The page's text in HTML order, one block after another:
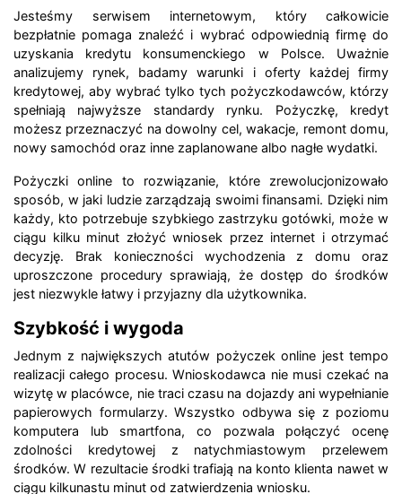
Jesteśmy serwisem internetowym, który całkowicie
bezpłatnie pomaga znaleźć i wybrać odpowiednią firmę do
uzyskania kredytu konsumenckiego w Polsce. Uważnie
analizujemy rynek, badamy warunki i oferty każdej firmy
kredytowej, aby wybrać tylko tych pożyczkodawców, którzy
spełniają najwyższe standardy rynku. Pożyczkę, kredyt
możesz przeznaczyć na dowolny cel, wakacje, remont domu,
nowy samochód oraz inne zaplanowane albo nagłe wydatki.
Pożyczki online to rozwiązanie, które zrewolucjonizowało
sposób, w jaki ludzie zarządzają swoimi finansami. Dzięki nim
każdy, kto potrzebuje szybkiego zastrzyku gotówki, może w
ciągu kilku minut złożyć wniosek przez internet i otrzymać
decyzję. Brak konieczności wychodzenia z domu oraz
uproszczone procedury sprawiają, że dostęp do środków
jest niezwykle łatwy i przyjazny dla użytkownika.
Szybkość i wygoda
Jednym z największych atutów pożyczek online jest tempo
realizacji całego procesu. Wnioskodawca nie musi czekać na
wizytę w placówce, nie traci czasu na dojazdy ani wypełnianie
papierowych formularzy. Wszystko odbywa się z poziomu
komputera lub smartfona, co pozwala połączyć ocenę
zdolności kredytowej z natychmiastowym przelewem
środków. W rezultacie środki trafiają na konto klienta nawet w
ciągu kilkunastu minut od zatwierdzenia wniosku.